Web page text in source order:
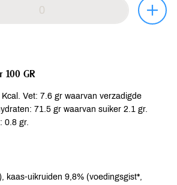
100 GR
Vet: 7.6 gr waarvan verzadigde
71.5 gr waarvan suiker 2.1 gr.
0.8 gr.
kaas-uikruiden 9,8% (voedingsgist*,